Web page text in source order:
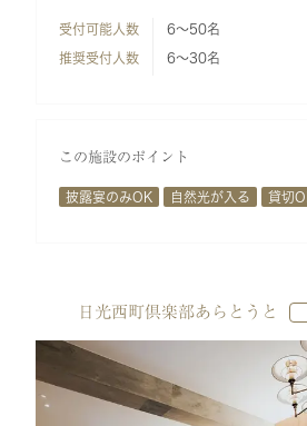
受付可能人数 6～50名
推奨受付人数 6～30名
この施設のポイント
披露宴のみOK 自然光が入る 貸切
日光西町倶楽部あらとうと